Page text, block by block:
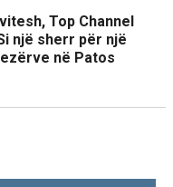
Top Channel
një sherr për një
në Patos